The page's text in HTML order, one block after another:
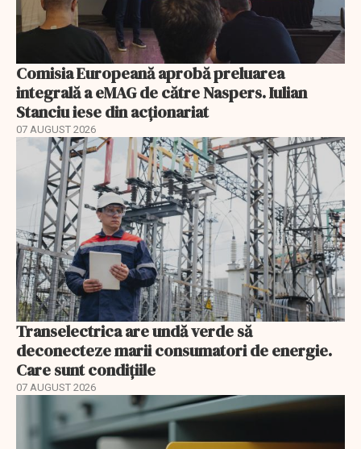
Comisia Europeană aprobă preluarea
integrală a eMAG de către Naspers. Iulian
Stanciu iese din acționariat
07 AUGUST 2026
Transelectrica are undă verde să
deconecteze marii consumatori de energie.
Care sunt condițiile
07 AUGUST 2026